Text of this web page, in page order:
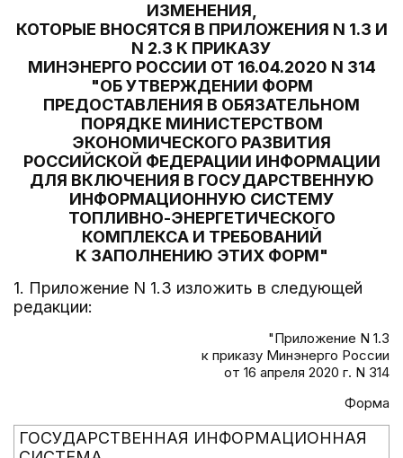
ИЗМЕНЕНИЯ,
КОТОРЫЕ ВНОСЯТСЯ В ПРИЛОЖЕНИЯ N 1.3 И
N 2.3 К ПРИКАЗУ
МИНЭНЕРГО РОССИИ ОТ 16.04.2020 N 314
"ОБ УТВЕРЖДЕНИИ ФОРМ
ПРЕДОСТАВЛЕНИЯ В ОБЯЗАТЕЛЬНОМ
ПОРЯДКЕ МИНИСТЕРСТВОМ
ЭКОНОМИЧЕСКОГО РАЗВИТИЯ
РОССИЙСКОЙ ФЕДЕРАЦИИ ИНФОРМАЦИИ
ДЛЯ ВКЛЮЧЕНИЯ В ГОСУДАРСТВЕННУЮ
ИНФОРМАЦИОННУЮ СИСТЕМУ
ТОПЛИВНО-ЭНЕРГЕТИЧЕСКОГО
КОМПЛЕКСА И ТРЕБОВАНИЙ
К ЗАПОЛНЕНИЮ ЭТИХ ФОРМ"
1. Приложение N 1.3 изложить в следующей
редакции:
"Приложение N 1.3
к приказу Минэнерго России
от 16 апреля 2020 г. N 314
Форма
ГОСУДАРСТВЕННАЯ ИНФОРМАЦИОННАЯ